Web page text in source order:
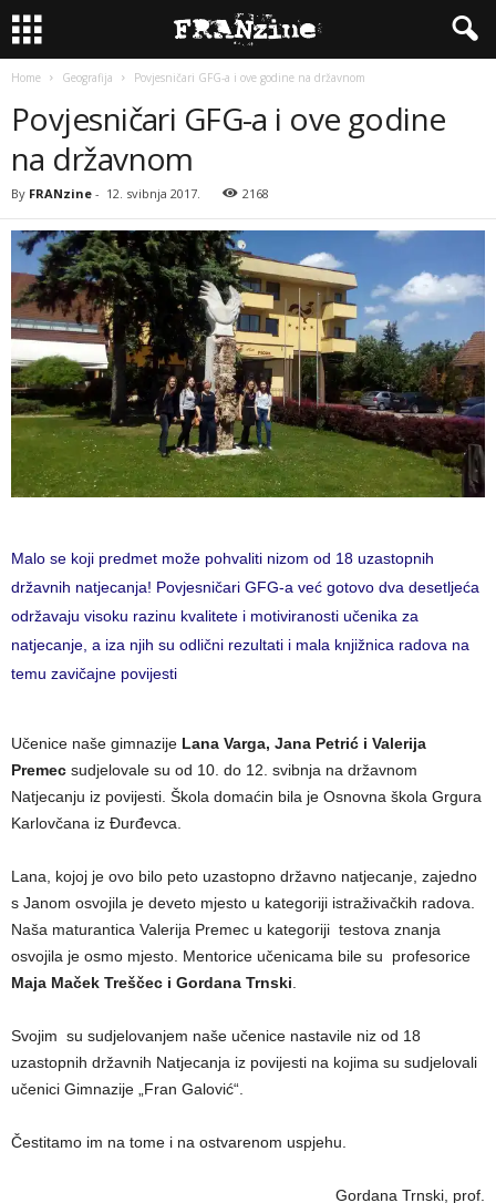
Home Geografija Povjesničari GFG-a i ove godine na državnom
Povjesničari GFG-a i ove godine
na državnom
By FRANzine - 12. svibnja 2017. 2168
Malo se koji predmet može pohvaliti nizom od 18 uzastopnih
državnih natjecanja! Povjesničari GFG-a već gotovo dva desetljeća
održavaju visoku razinu kvalitete i motiviranosti učenika za
natjecanje, a iza njih su odlični rezultati i mala knjižnica radova na
temu zavičajne povijesti
Učenice naše gimnazije Lana Varga, Jana Petrić i Valerija
Premec sudjelovale su od 10. do 12. svibnja na državnom
Natjecanju iz povijesti. Škola domaćin bila je Osnovna škola Grgura
Karlovčana iz Đurđevca.
Lana, kojoj je ovo bilo peto uzastopno državno natjecanje, zajedno
s Janom osvojila je deveto mjesto u kategoriji istraživačkih radova.
Naša maturantica Valerija Premec u kategoriji testova znanja
osvojila je osmo mjesto. Mentorice učenicama bile su profesorice
Maja Maček Treščec i Gordana Trnski
Svojim su sudjelovanjem naše učenice nastavile niz od 18
uzastopnih državnih Natjecanja iz povijesti na kojima su sudjelovali
učenici Gimnazije „Fran Galović“.
Čestitamo im na tome i na ostvarenom uspjehu.
Gordana Trnski, prof.